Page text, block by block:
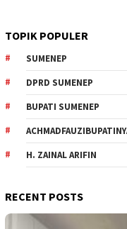
TOPIK POPULER
SUMENEP
DPRD SUMENEP
BUPATI SUMENEP
H. ZAINAL ARIFIN
RECENT POSTS